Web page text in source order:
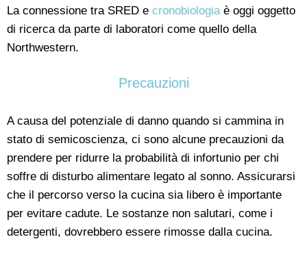
La connessione tra SRED e cronobiologiaè oggi oggetto
di ricerca da parte di laboratori come quello della
Northwestern.
Precauzioni
A causa del potenziale di danno quando si cammina in
stato di semicoscienza, ci sono alcune precauzioni da
prendere per ridurre la probabilità di infortunio per chi
soffre di disturbo alimentare legato al sonno. Assicurarsi
che il percorso verso la cucina sia libero è importante
per evitare cadute. Le sostanze non salutari, come i
detergenti, dovrebbero essere rimosse dalla cucina.